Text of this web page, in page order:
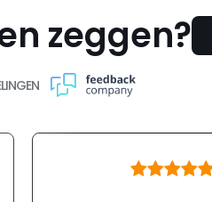
zeggen?